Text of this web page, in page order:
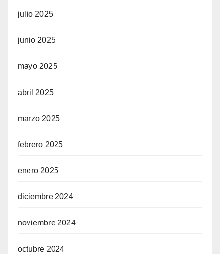
julio 2025
junio 2025
mayo 2025
abril 2025
marzo 2025
febrero 2025
enero 2025
diciembre 2024
noviembre 2024
octubre 2024